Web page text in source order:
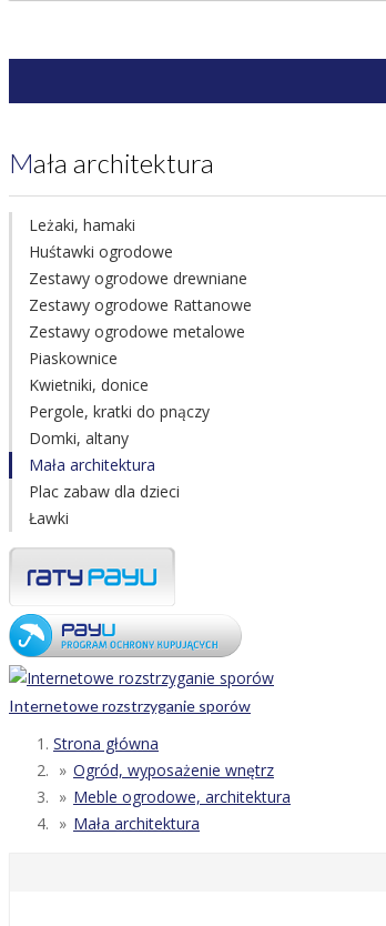
Mała architektura
Leżaki, hamaki
Huśtawki ogrodowe
Zestawy ogrodowe drewniane
Zestawy ogrodowe Rattanowe
Zestawy ogrodowe metalowe
Piaskownice
Kwietniki, donice
Pergole, kratki do pnączy
Domki, altany
Mała architektura
Plac zabaw dla dzieci
Ławki
Internetowe rozstrzyganie sporów
Strona główna
Ogród, wyposażenie wnętrz
Meble ogrodowe, architektura
Mała architektura